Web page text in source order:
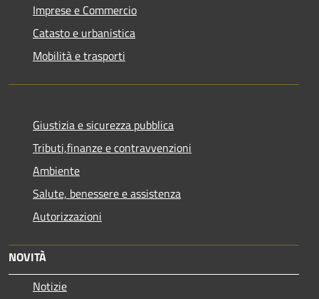
Imprese e Commercio
Catasto e urbanistica
Mobilità e trasporti
Giustizia e sicurezza pubblica
Tributi,finanze e contravvenzioni
Ambiente
Salute, benessere e assistenza
Autorizzazioni
NOVITÀ
Notizie